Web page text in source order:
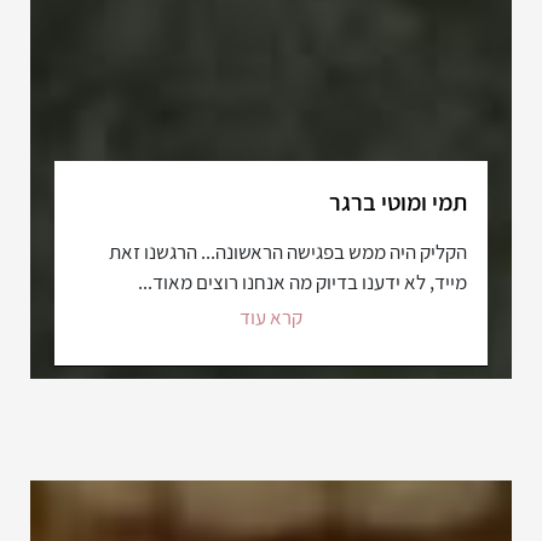
תמי ומוטי ברגר
הקליק היה ממש בפגישה הראשונה... הרגשנו זאת
מייד, לא ידענו בדיוק מה אנחנו רוצים מאוד...
קרא עוד